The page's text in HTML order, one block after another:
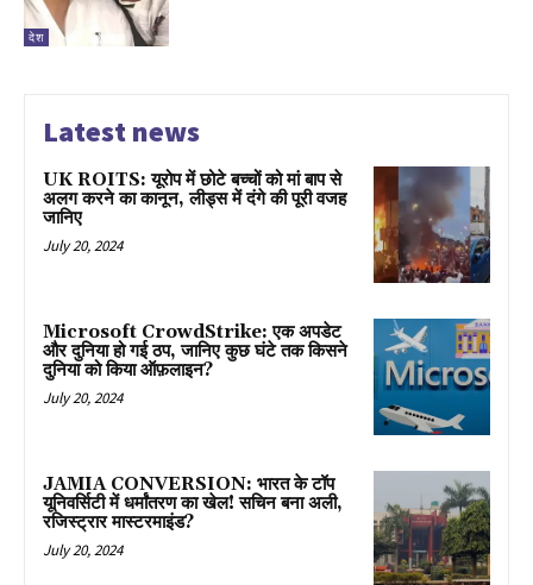
देश
Latest news
UK ROITS: यूरोप में छोटे बच्चों को मां बाप से
अलग करने का कानून, लीड्स में दंगे की पूरी वजह
जानिए
July 20, 2024
Microsoft CrowdStrike: एक अपडेट
और दुनिया हो गई ठप, जानिए कुछ घंटे तक किसने
दुनिया को किया ऑफ़लाइन?
July 20, 2024
JAMIA CONVERSION: भारत के टॉप
यूनिवर्सिटी में धर्मांतरण का खेल! सचिन बना अली,
रजिस्ट्रार मास्टरमाइंड?
July 20, 2024